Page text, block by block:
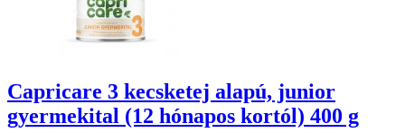
Capricare 3 kecsketej alapú, junior
gyermekital (12 hónapos kortól) 400 g